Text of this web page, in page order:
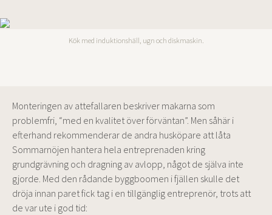
Kök med induktionshäll, ugn och diskmaskin.
Monteringen av attefallaren beskriver makarna som
problemfri, “med en kvalitet över förväntan”. Men såhär i
efterhand rekommenderar de andra husköpare att låta
Sommarnöjen hantera hela entreprenaden kring
grundgrävning och dragning av avlopp, något de själva inte
gjorde. Med den rådande byggboomen i fjällen skulle det
dröja innan paret fick tag i en tillgänglig entreprenör, trots att
de var ute i god tid: